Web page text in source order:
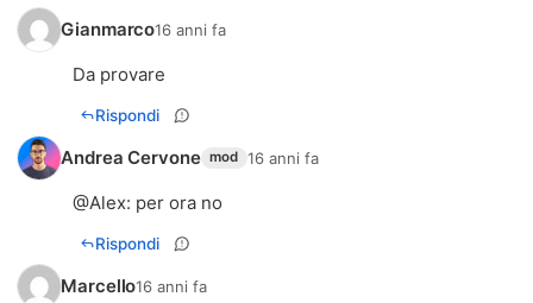
Gianmarco16 anni fa
Da provare
Rispondi
Andrea Cervone mod 16 anni fa
@Alex: per ora no
Rispondi
Marcello16 anni fa